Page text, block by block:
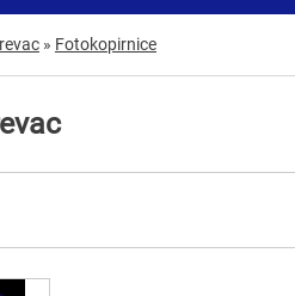
» Fotokopirnice